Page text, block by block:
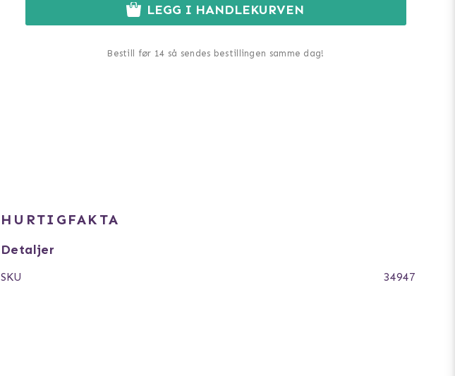
LEGG I HANDLEKURVEN
Bestill før 14 så sendes bestillingen samme dag!
HURTIGFAKTA
Detaljer
SKU 34947